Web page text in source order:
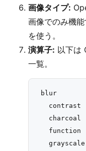
画像タイプ:
画像でのみ機
を使う。
演算子: 以下は
一覧。
blur
   contrast
   charcoal
   function
   grayscale